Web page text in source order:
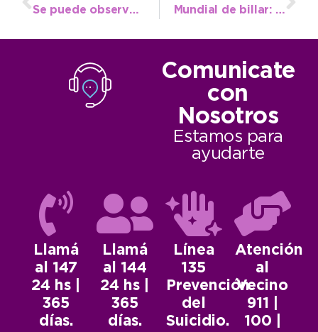
Se puede observar la muestra fotográfica “Miradas” en el hall municipal Mundial de billar: López entregó el premio de campeón al cordobés Martinotti
Comunicate
con
Nosotros
Estamos para
ayudarte
Llamá
al 147
24 hs |
365
días.
Llamá
al 144
24 hs |
365
días.
Línea
135
Prevención
del
Suicidio.
Atención
al
Vecino
911 |
100 |